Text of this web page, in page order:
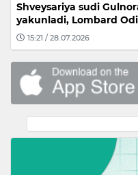
Shveysariya sudi
yakunladi, Lombard
15:21 / 28.07.2026